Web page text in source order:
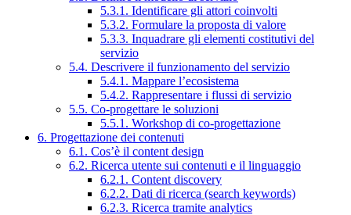
5.3.1. Identificare gli attori coinvolti
5.3.2. Formulare la proposta di valore
5.3.3. Inquadrare gli elementi costitutivi del
servizio
5.4. Descrivere il funzionamento del servizio
5.4.1. Mappare l’ecosistema
5.4.2. Rappresentare i flussi di servizio
5.5. Co-progettare le soluzioni
5.5.1. Workshop di co-progettazione
6. Progettazione dei contenuti
6.1. Cos’è il content design
6.2. Ricerca utente sui contenuti e il linguaggio
6.2.1. Content discovery
6.2.2. Dati di ricerca (search keywords)
6.2.3. Ricerca tramite analytics